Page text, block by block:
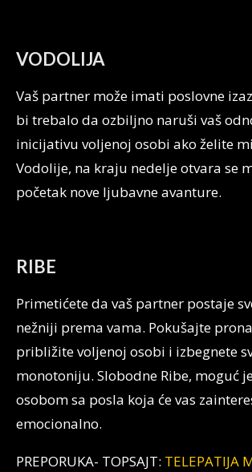
VODOLIJA
Vaš partner može imati poslovne
bi trebalo da ozbiljno naruši vaš
inicijativu voljenoj osobi ako želite
Vodolije, na kraju nedelje otvara se
početak nove ljubavne avanture.
RIBE
Primetićete da vaš partner postaje
nežniji prema vama. Pokušajte
približite voljenoj osobi i izbegnete
monotoniju. Slobodne Ribe, moguć
osobom sa posla koja će vas
emocionalno.
PREPORUKA- TOPSAJT: TELEPATIJA